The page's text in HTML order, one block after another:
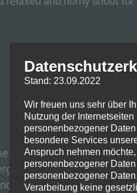
2.OG
Stand: 23.09.2022
Wir freuen uns sehr über
Nutzung der
personenbezogener
besondere Services
Anspruch nehmen
personenbezogener
personenbezogener
Verarbeitung keine